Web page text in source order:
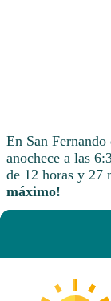
En San
anochece a las
de 12 horas y 27
máximo!